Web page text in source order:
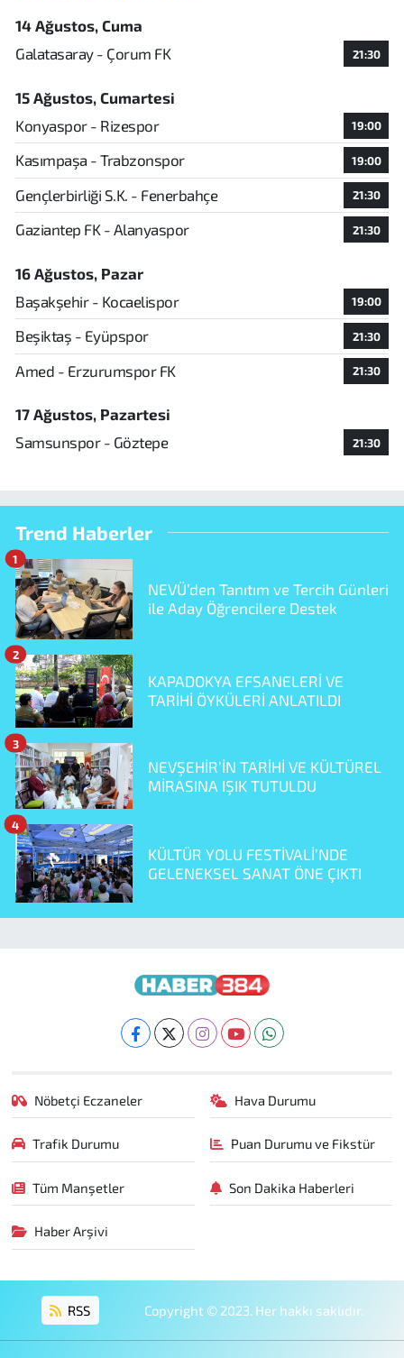
14 Ağustos, Cuma
Galatasaray - Çorum FK
21:30
15 Ağustos, Cumartesi
Konyaspor - Rizespor
19:00
Kasımpaşa - Trabzonspor 19:00
Gençlerbirliği S.K. - Fenerbahçe 21:30
Gaziantep FK - Alanyaspor 21:30
16 Ağustos, Pazar
Başakşehir - Kocaelispor
19:00
Beşiktaş - Eyüpspor 21:30
Amed - Erzurumspor FK 21:30
17 Ağustos, Pazartesi
Samsunspor - Göztepe
21:30
Trend Haberler
NEVÜ’den Tanıtım ve Tercih Günleri
ile Aday Öğrencilere Destek
1
KAPADOKYA EFSANELERİ VE
TARİHİ ÖYKÜLERİ ANLATILDI
2
NEVŞEHİR’İN TARİHİ VE KÜLTÜREL
MİRASINA IŞIK TUTULDU
3
KÜLTÜR YOLU FESTİVALİ’NDE
GELENEKSEL SANAT ÖNE ÇIKTI
4
Nöbetçi Eczaneler Hava Durumu
Trafik Durumu Puan Durumu ve Fikstür
Tüm Manşetler Son Dakika Haberleri
Haber Arşivi
RSS Copyright © 2023. Her hakkı saklıdır.